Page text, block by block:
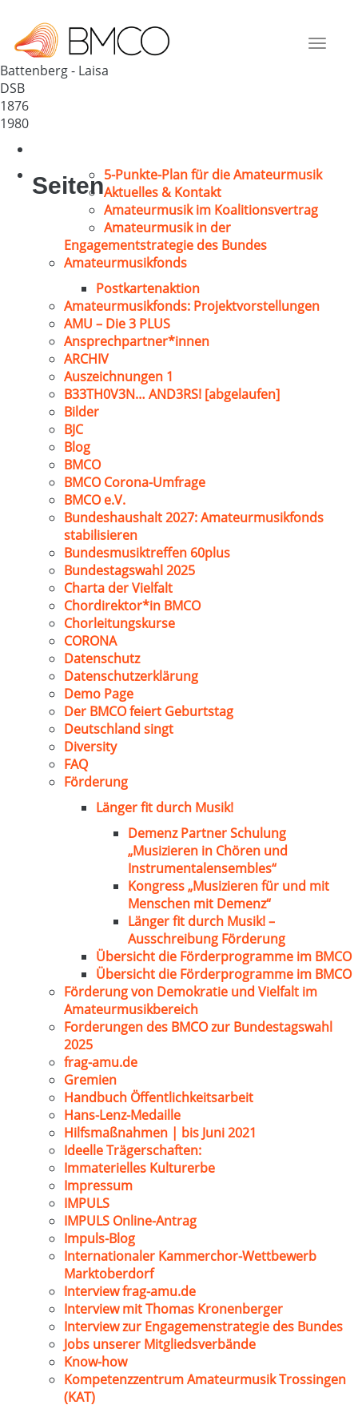
Toggle
Deutschland
35088
Battenberg - Laisa
DSB
1876
1980
Seiten5-Punkte-Plan für die Amateurmusik
Aktuelles & Kontakt
Amateurmusik im Koalitionsvertrag
Amateurmusik in der
Engagementstrategie des Bundes
Amateurmusikfonds
Postkartenaktion
Amateurmusikfonds: Projektvorstellungen
AMU – Die 3 PLUS
Ansprechpartner*innen
ARCHIV
Auszeichnungen 1
B33TH0V3N… AND3RS! [abgelaufen]
Bilder
BJC
Blog
BMCO
BMCO Corona-Umfrage
BMCO e.V.
Bundeshaushalt 2027: Amateurmusikfonds
stabilisieren
Bundesmusiktreffen 60plus
Bundestagswahl 2025
Charta der Vielfalt
Chordirektor*in BMCO
Chorleitungskurse
CORONA
Datenschutz
Datenschutzerklärung
Demo Page
Der BMCO feiert Geburtstag
Deutschland singt
Diversity
FAQ
Förderung
Länger fit durch Musik!
Demenz Partner Schulung
„Musizieren in Chören und
Instrumentalensembles“
Kongress „Musizieren für und mit
Menschen mit Demenz“
Länger fit durch Musik! –
Ausschreibung Förderung
Übersicht die Förderprogramme im BMCO
Übersicht die Förderprogramme im BMCO
Förderung von Demokratie und Vielfalt im
Amateurmusikbereich
Forderungen des BMCO zur Bundestagswahl
2025
frag-amu.de
Gremien
Handbuch Öffentlichkeitsarbeit
Hans-Lenz-Medaille
Hilfsmaßnahmen | bis Juni 2021
Ideelle Trägerschaften:
Immaterielles Kulturerbe
Impressum
IMPULS
IMPULS Online-Antrag
Impuls-Blog
Internationaler Kammerchor-Wettbewerb
Marktoberdorf
Interview frag-amu.de
Interview mit Thomas Kronenberger
Interview zur Engagemenstrategie des Bundes
Jobs unserer Mitgliedsverbände
Know-how
Kompetenzzentrum Amateurmusik Trossingen
(KAT)